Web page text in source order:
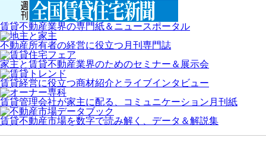
賃貸不動産業界の専門紙＆ニュースポータル
不動産所有者の経営に役立つ月刊専門誌
家主と賃貸不動産業界のためのセミナー＆展示会
賃貸経営に役立つ商材紹介とライブインタビュー
賃貸管理会社が家主に配る、コミュニケーション月刊紙
賃貸不動産市場を数字で読み解く、データ＆解説集